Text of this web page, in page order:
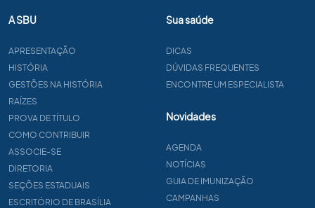
A SBU
APRESENTAÇÃO
HISTÓRIA
GESTÕES NA HISTÓRIA
RAÍZES
PROVA DE TÍTULO
COMO CONTRIBUIR
ASSOCIE-SE
DIRETORIA
SEÇÕES ESTADUAIS
ESCRITÓRIO DE BRASÍLIA
Sua saúde
DICAS
DÚVIDAS FREQUENTES
ENCONTRE UM ESPECIALISTA
Novidades
AGENDA
NOTÍCIAS
GUIA DE IMUNIZAÇÃO
CAMPANHAS